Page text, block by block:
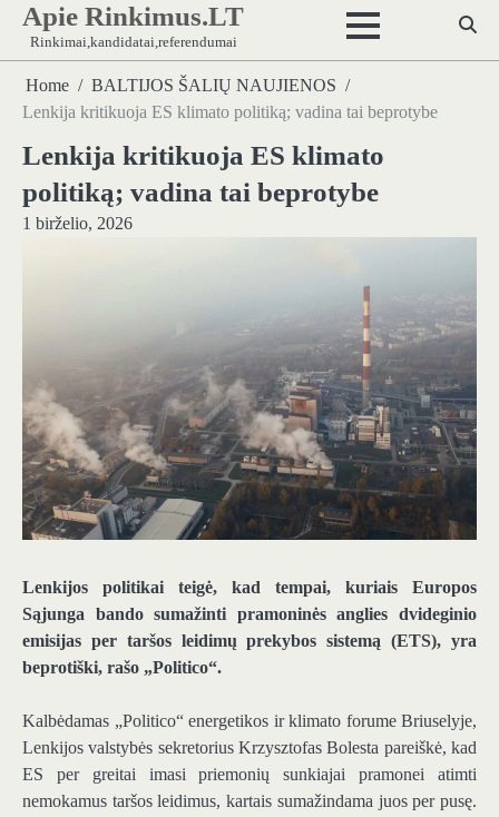
Skip
content
Apie Rinkimus.LT
Rinkimai,kandidatai,referendumai
Home
BALTIJOS ŠALIŲ NAUJIENOS
Lenkija kritikuoja ES klimato politiką; vadina tai beprotybe
Lenkija kritikuoja ES klimato
politiką; vadina tai beprotybe
1 birželio, 2026
Lenkijos politikai teigė, kad tempai, kuriais Europos
Sąjunga bando sumažinti pramoninės anglies dvideginio
emisijas per taršos leidimų prekybos sistemą (ETS), yra
beprotiški, rašo „Politico“.
Kalbėdamas „Politico“ energetikos ir klimato forume Briuselyje,
Lenkijos valstybės sekretorius Krzysztofas ​​Bolesta pareiškė, kad
ES per greitai imasi priemonių sunkiajai pramonei atimti
nemokamus taršos leidimus, kartais sumažindama juos per pusę.